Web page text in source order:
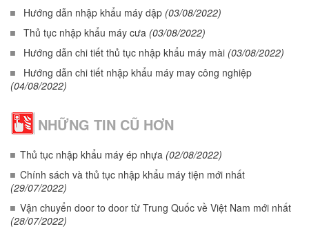
Hướng dẫn nhập khẩu máy dập (03/08/2022)
Thủ tục nhập khẩu máy cưa (03/08/2022)
Hướng dẫn chi tiết thủ tục nhập khẩu máy mài (03/08/2022)
Hướng dẫn chi tiết nhập khẩu máy may công nghiệp
(04/08/2022)
NHỮNG TIN CŨ HƠN
Thủ tục nhập khẩu máy ép nhựa (02/08/2022)
Chính sách và thủ tục nhập khẩu máy tiện mới nhất
(29/07/2022)
Vận chuyển door to door từ Trung Quốc về Việt Nam mới nhất
(28/07/2022)